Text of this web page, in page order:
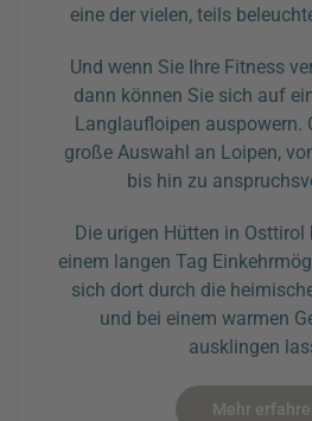
eine der vielen, teils
Und wenn Sie Ihre Fitness
dann können Sie sich auf
Langlaufloipen auspowern.
große Auswahl an Loipen,
bis hin zu
Die urigen Hütten in Osttirol
einem langen Tag
sich dort durch die
und bei einem warmen
ausklingen
Mehr